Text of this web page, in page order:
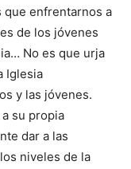
enfrentarnos a
de los jóvenes
No es que urja
Iglesia
y las jóvenes.
su propia
dar a las
niveles de la